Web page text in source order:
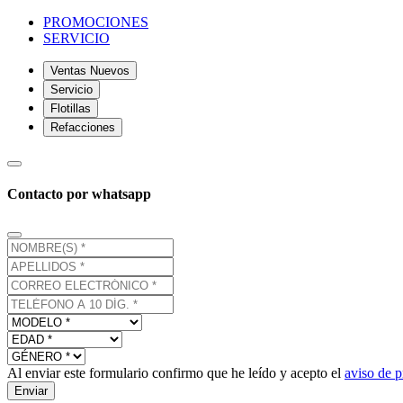
PROMOCIONES
SERVICIO
Ventas Nuevos
Servicio
Flotillas
Refacciones
Contacto por whatsapp
Al enviar este formulario confirmo que he leído y acepto el aviso de
Enviar